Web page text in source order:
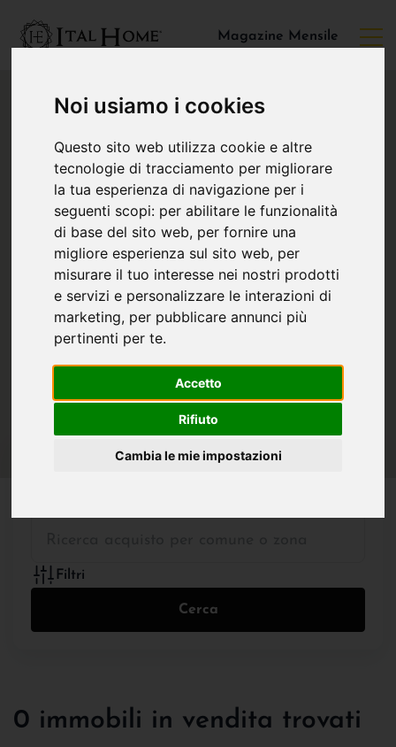
Noi usiamo i cookies
Questo sito web utilizza cookie e altre
tecnologie di tracciamento per migliorare
la tua esperienza di navigazione per i
seguenti scopi: per abilitare le funzionalità
di base del sito web, per fornire una
migliore esperienza sul sito web, per
misurare il tuo interesse nei nostri prodotti
e servizi e personalizzare le interazioni di
marketing, per pubblicare annunci più
pertinenti per te.
Accetto
Rifiuto
Cambia le mie impostazioni
Magazine Mensile
Filtri
Cerca
0 immobili in vendita trovati